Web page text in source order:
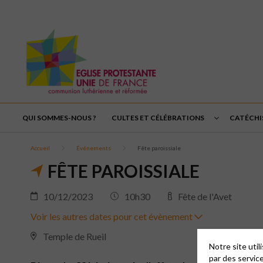
QUI SOMMES-NOUS ? CULTES ET CÉLÉBRATIONS
Accueil Événements Fête paroissiale
FÊTE PAROISSIALE
10/12/2023 10h30
Fête de l'Avet
Voir les autres dates pour cet évènement
Temple de Rueil
Notre site
par des